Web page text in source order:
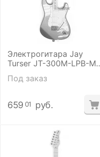
Электрогитара Jay
Turser JT-300M-LPB-M-
Под заказ
659 01 руб.